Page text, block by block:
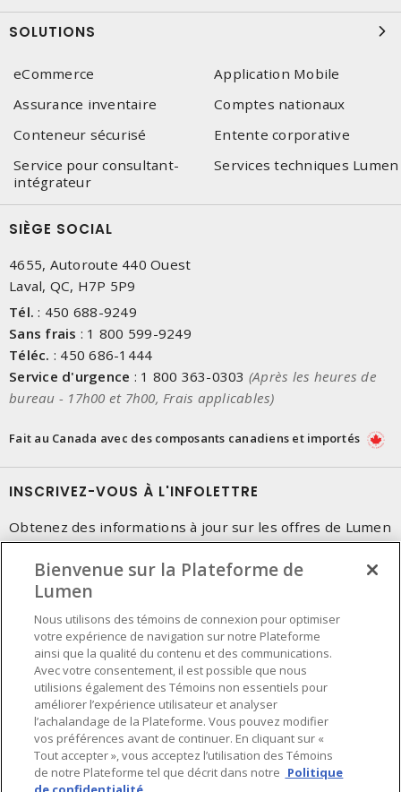
SOLUTIONS
eCommerce
Application Mobile
Assurance inventaire
Comptes nationaux
Conteneur sécurisé
Entente corporative
Service pour consultant-
intégrateur
Services techniques Lumen
SIÈGE SOCIAL
4655, Autoroute 440 Ouest
Laval, QC, H7P 5P9
Tél. : 450 688-9249
Sans frais : 1 800 599-9249
Téléc. : 450 686-1444
Service d'urgence : 1 800 363-0303 (Après les heures de
bureau - 17h00 et 7h00, Frais applicables)
Fait au Canada avec des composants canadiens et importés
INSCRIVEZ-VOUS À L'INFOLETTRE
Obtenez des informations à jour sur les offres de Lumen
Bienvenue sur la Plateforme de
Lumen
Nous utilisons des témoins de connexion pour optimiser
votre expérience de navigation sur notre Plateforme
ainsi que la qualité du contenu et des communications.
Avec votre consentement, il est possible que nous
utilisions également des Témoins non essentiels pour
améliorer l’expérience utilisateur et analyser
l’achalandage de la Plateforme. Vous pouvez modifier
vos préférences avant de continuer. En cliquant sur «
Tout accepter », vous acceptez l’utilisation des Témoins
de notre Plateforme tel que décrit dans notre Politique